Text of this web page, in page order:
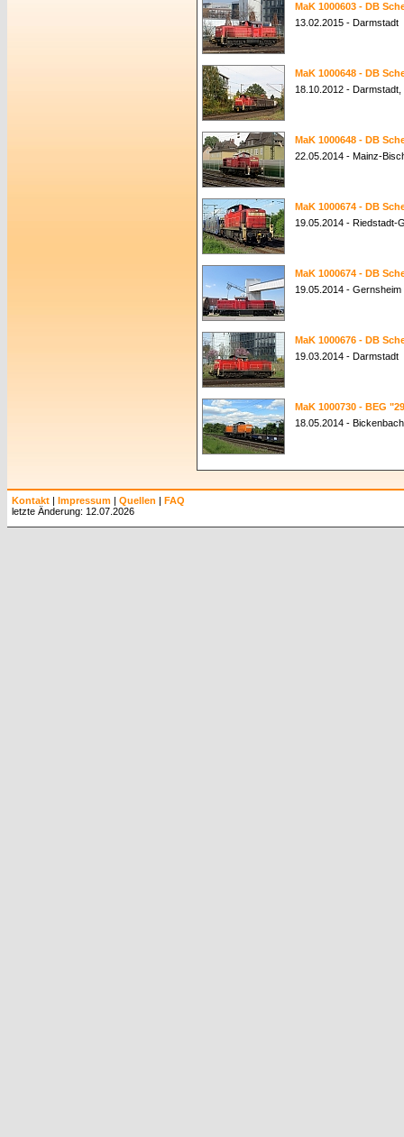
MaK 1000603 - DB
13.02.2015 - Darmstadt
MaK 1000648 - DB
18.10.2012 -
MaK 1000648 - DB
22.05.2014 - Mainz-
MaK 1000674 - DB
19.05.2014 - Riedstadt-
MaK 1000674 - DB
19.05.2014 - Gernsheim
MaK 1000676 - DB
19.03.2014 - Darmstadt
MaK 1000730 - BEG
18.05.2014 -
Kontakt | Impressum | Quellen | FAQ
letzte Änderung: 12.07.2026